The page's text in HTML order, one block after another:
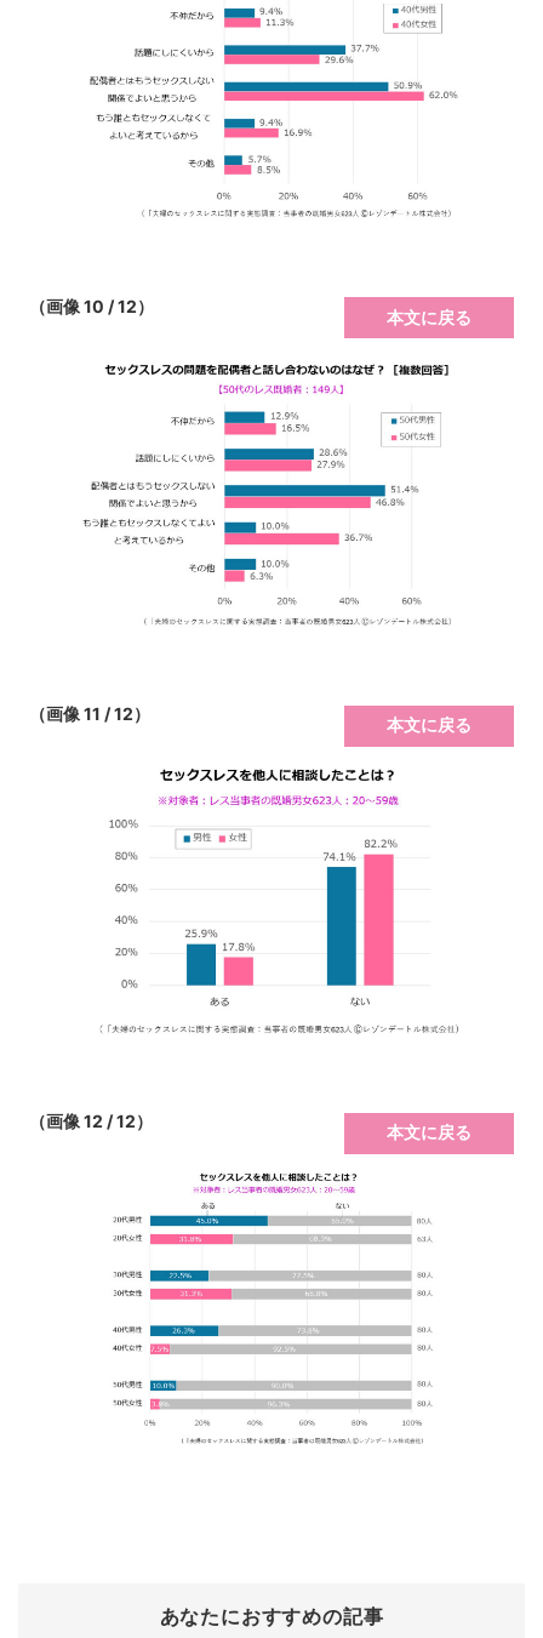
（画像 10 / 12）
本文に戻る
（画像 11 / 12）
本文に戻る
（画像 12 / 12）
本文に戻る
あなたにおすすめの記事